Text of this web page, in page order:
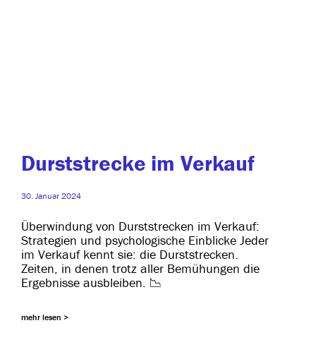
Durststrecke im Verkauf
30. Januar 2024
Überwindung von Durststrecken im Verkauf:
Strategien und psy­cho­lo­gi­sche Einblicke Jeder
im Verkauf kennt sie: die Durststrecken.
Zeiten, in denen trotz aller Bemühungen die
Ergebnisse ausbleiben. 📉
mehr lesen >